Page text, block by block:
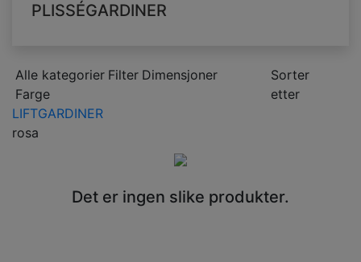
PLISSÉGARDINER
Alle kategorier Filter Dimensjoner
Farge
Sorter
etter
LIFTGARDINER
rosa
Det er ingen slike produkter.